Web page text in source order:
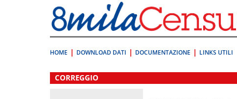
direttamente
a:
Contenuto
HOME DOWNLOAD DATI DOCUMENTAZIONE LINKS UTILI
.
CORREGGIO